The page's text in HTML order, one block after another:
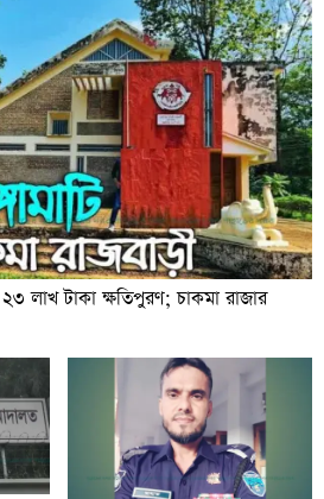
২৩ লাখ টাকা ক্ষতিপুরণ; চাকমা রাজার